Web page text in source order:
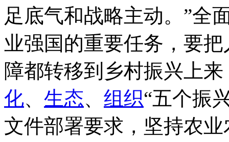
足底气和战略主动。”全
业强国的重要任务，要
障都转移到乡村振兴上
化、 生态、 组织“五个振
文件部署要求，坚持农